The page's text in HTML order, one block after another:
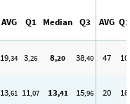
AVG Q1 Median Q3 AVG Q1
19,34 3,26 8,20 38,40 47 10
13,61 11,07 13,41 15,96 20 18